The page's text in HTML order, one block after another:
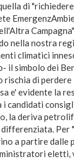
di
nella nostra
climatici
il simbolo dei
rischia di
e' evidente la
i candidati
la deriva
Per
a partire dalle
eletti,